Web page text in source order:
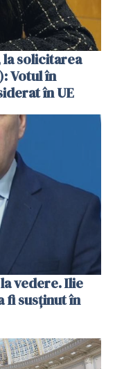
solicitarea
Votul în
în UE
vedere. Ilie
fi susținut în